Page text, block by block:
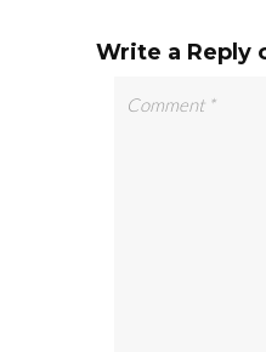
Write a Reply